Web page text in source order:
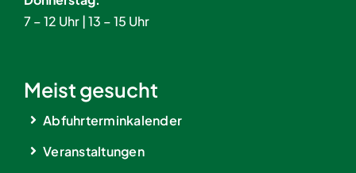
7 – 12 Uhr | 13 – 15 Uhr
Meist gesucht
Abfuhrterminkalender
Veranstaltungen